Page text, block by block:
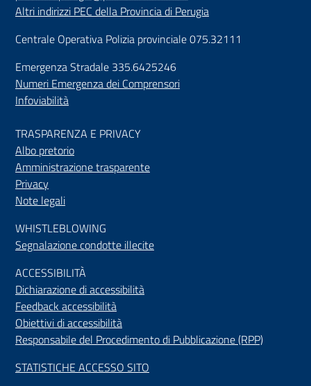
Altri indirizzi PEC della Provincia di Perugia
Centrale Operativa Polizia provinciale 075.32111
Emergenza Stradale 335.6425246
Numeri Emergenza dei Comprensori
Infoviabilità
TRASPARENZA E PRIVACY
Albo pretorio
Amministrazione trasparente
Privacy
Note legali
WHISTLEBLOWING
Segnalazione condotte illecite
ACCESSIBILITÀ
Dichiarazione di accessibilità
Feedback accessibilità
Obiettivi di accessibilità
Responsabile del Procedimento di Pubblicazione (RPP)
STATISTICHE ACCESSO SITO